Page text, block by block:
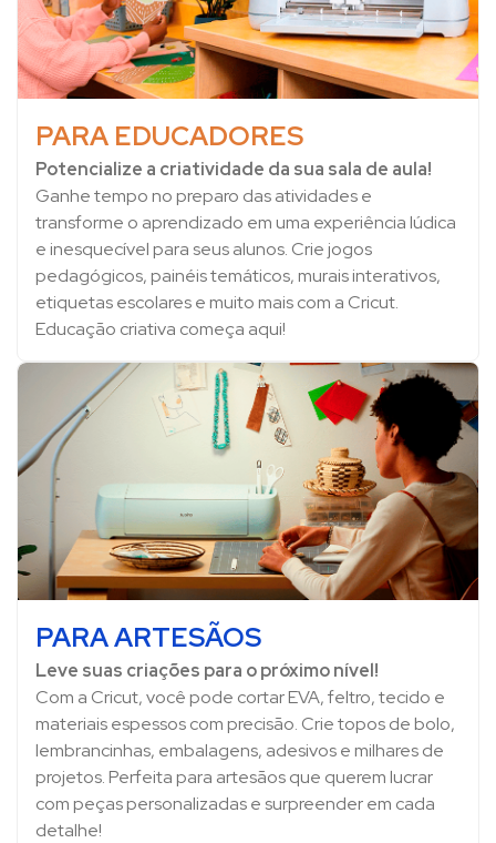
PARA EDUCADORES
Potencialize a criatividade da sua sala de aula!
Ganhe tempo no preparo das atividades e
transforme o aprendizado em uma experiência lúdica
e inesquecível para seus alunos. Crie jogos
pedagógicos, painéis temáticos, murais interativos,
etiquetas escolares e muito mais com a Cricut.
Educação criativa começa aqui!
PARA ARTESÃOS
Leve suas criações para o próximo nível!
Com a Cricut, você pode cortar EVA, feltro, tecido e
materiais espessos com precisão. Crie topos de bolo,
lembrancinhas, embalagens, adesivos e milhares de
projetos. Perfeita para artesãos que querem lucrar
com peças personalizadas e surpreender em cada
detalhe!